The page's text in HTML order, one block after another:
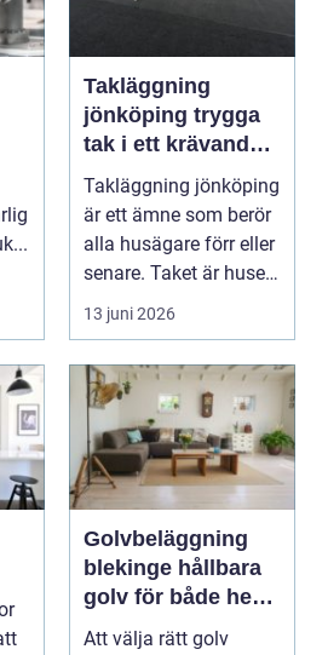
Takläggning
jönköping trygga
tak i ett krävande
småländskt klimat
Takläggning jönköping
är ett ämne som berör
alla husägare förr eller
senare. Taket är husets
viktiga...
13 juni 2026
Golvbeläggning
blekinge hållbara
golv för både hem
och företag
Att välja rätt golv